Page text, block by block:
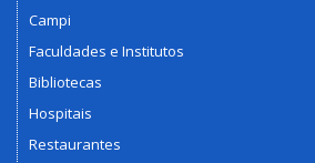
Campi
Faculdades e Institutos
Bibliotecas
Hospitais
Restaurantes